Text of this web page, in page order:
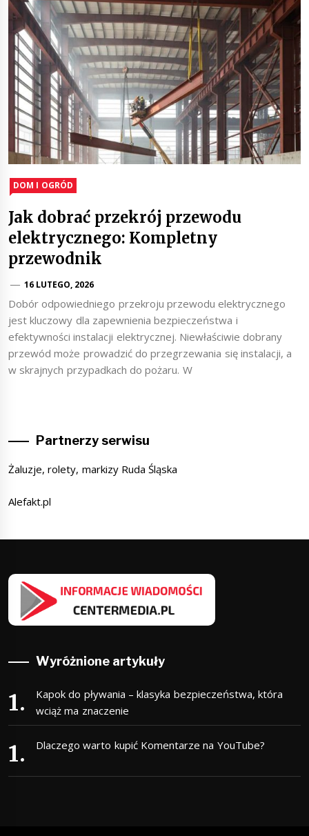
DOM I OGRÓD
Jak dobrać przekrój przewodu
elektrycznego: Kompletny
przewodnik
16 LUTEGO, 2026
Dobór odpowiedniego przekroju przewodu elektrycznego
jest kluczowy dla zapewnienia bezpieczeństwa i
efektywności instalacji elektrycznej. Niewłaściwie dobrany
przewód może prowadzić do przegrzewania się instalacji, a
w skrajnych przypadkach do pożaru. W
Partnerzy serwisu
Żaluzje, rolety, markizy Ruda Śląska
Alefakt.pl
Wyróżnione artykuły
Kapok do pływania – klasyka bezpieczeństwa, która
wciąż ma znaczenie
Dlaczego warto kupić Komentarze na YouTube?